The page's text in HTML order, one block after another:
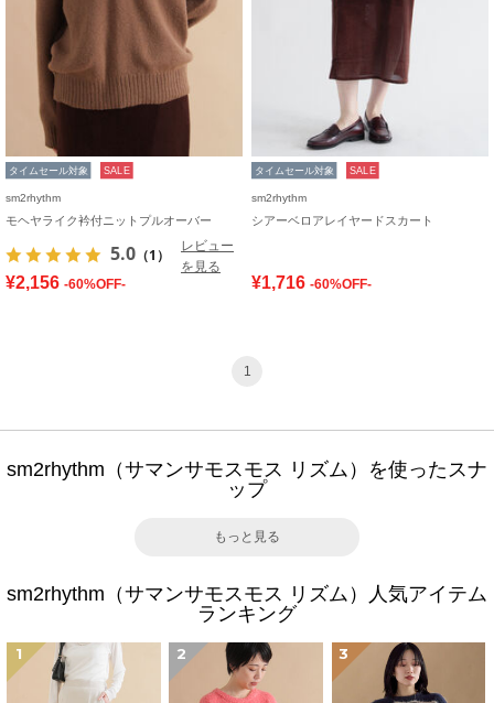
タイムセール対象 SALE
sm2rhythm
モヘヤライク衿付ニットプルオーバー
5.0 （1）
レビュー
を見る
¥2,156 -60%OFF-
タイムセール対象 SALE
sm2rhythm
シアーベロアレイヤードスカート
¥1,716 -60%OFF-
1
sm2rhythm（サマンサモスモス リズム）を使ったスナ
ップ
もっと見る
sm2rhythm（サマンサモスモス リズム）人気アイテム
ランキング
1 2 3